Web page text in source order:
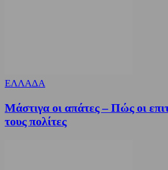
ΕΛΛΑΔΑ
Μάστιγα οι απάτες – Πώς οι
τους πολίτες